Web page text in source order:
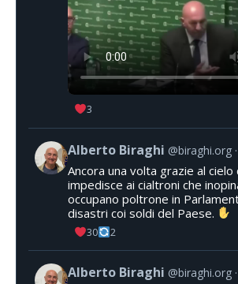
3
Alberto Biraghi @biraghi.org
Ancora una volta grazie al cielo
impedisce ai cialtroni che
occupano poltrone in
disastri coi soldi del Paese.
30 2
Alberto Biraghi @biraghi.org